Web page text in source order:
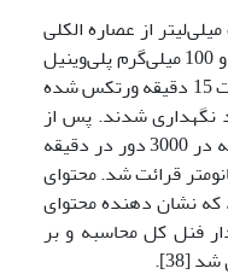
از عصاره الکلی
استخراج ‌شده یک ‌میلی‌لیتر آب مقطر و 100 میلی‌گرم پلی‌وینیل‌
پیرولیدین اضافه شد. نمونه‌‌ها به مدت 15 دقیقه ورتکس شده
نگهداری شدند. پس از
سانتریفیوژ نمونه‌ها به مدت 15 دقیقه در 3000 دور در دقیقه
بالایی در طول موج 725 نانومتر قرائت شد. محتوای
که نشان دهنده محتوای
فنل کل محاسبه و بر
[38].